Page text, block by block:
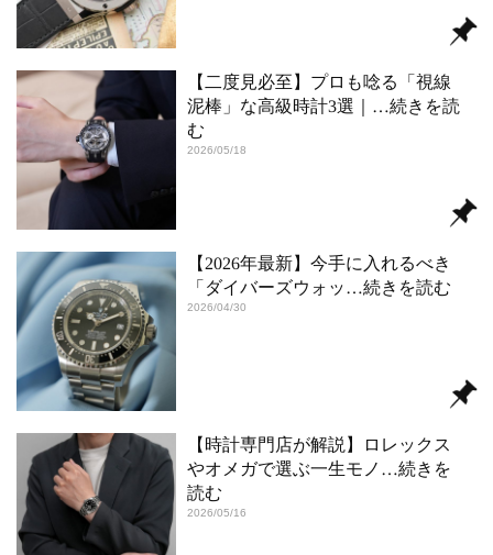
【二度見必至】プロも唸る「視線
泥棒」な高級時計3選｜ …続きを読
む
2026/05/18
【2026年最新】今手に入れるべき
「ダイバーズウォッ …続きを読む
2026/04/30
【時計専門店が解説】ロレックス
やオメガで選ぶ一生モノ …続きを
読む
2026/05/16